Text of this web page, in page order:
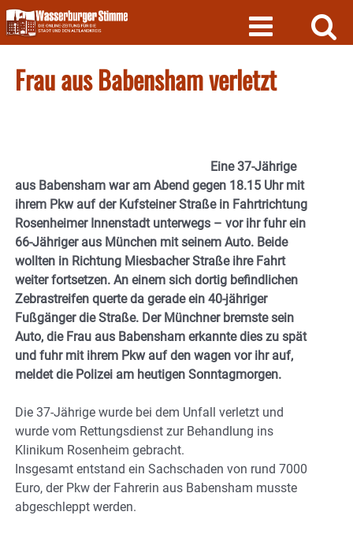
Skip
to
content
Frau aus Babensham verletzt
Eine 37-Jährige
aus Babensham war am Abend gegen 18.15 Uhr mit
ihrem Pkw auf der Kufsteiner Straße in Fahrtrichtung
Rosenheimer Innenstadt unterwegs – vor ihr fuhr ein
66-Jähriger aus München mit seinem Auto. Beide
wollten in Richtung Miesbacher Straße ihre Fahrt
weiter fortsetzen. An einem sich dortig befindlichen
Zebrastreifen querte da gerade ein 40-jähriger
Fußgänger die Straße. Der Münchner bremste sein
Auto, die Frau aus Babensham erkannte dies zu spät
und fuhr mit ihrem Pkw auf den wagen vor ihr auf,
meldet die Polizei am heutigen Sonntagmorgen.
Die 37-Jährige wurde bei dem Unfall verletzt und
wurde vom Rettungsdienst zur Behandlung ins
Klinikum Rosenheim gebracht.
Insgesamt entstand ein Sachschaden von rund 7000
Euro, der Pkw der Fahrerin aus Babensham musste
abgeschleppt werden.